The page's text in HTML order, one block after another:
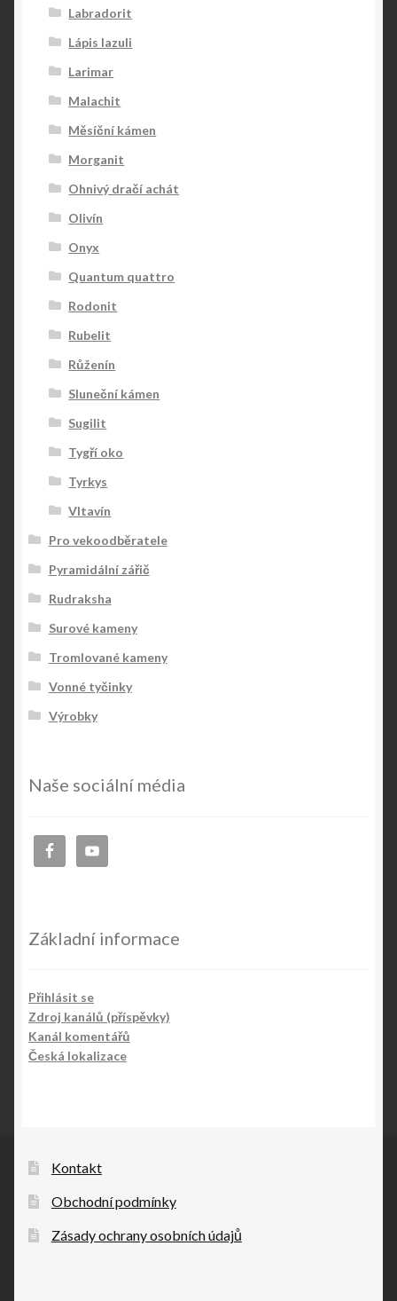
Labradorit
Lápis lazuli
Larimar
Malachit
Měsíční kámen
Morganit
Ohnivý dračí achát
Olivín
Onyx
Quantum quattro
Rodonit
Rubelit
Růženín
Sluneční kámen
Sugilit
Tygří oko
Tyrkys
Vltavín
Pro vekoodběratele
Pyramidální zářič
Rudraksha
Surové kameny
Tromlované kameny
Vonné tyčinky
Výrobky
Naše sociální média
Základní informace
Přihlásit se
Zdroj kanálů (příspěvky)
Kanál komentářů
Česká lokalizace
Kontakt
Obchodní podmínky
Zásady ochrany osobních údajů